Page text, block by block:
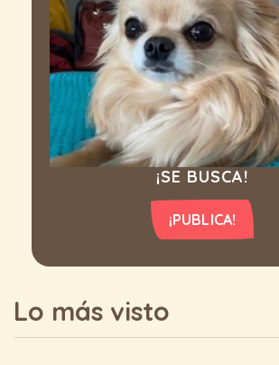
¡SE BUSCA!
¡PUBLICA!
Lo más visto